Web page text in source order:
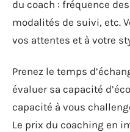
du coach : fréquence
modalités de suivi, etc.
vos attentes et à votre
Prenez le temps
évaluer sa capacité
capacité à vous
Le prix du coaching en